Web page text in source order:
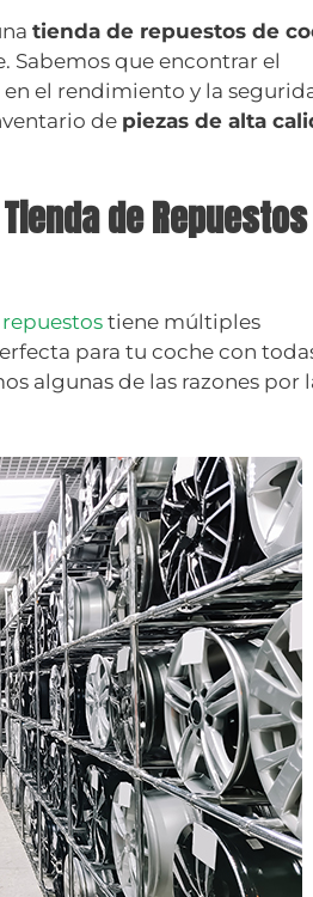
tienda de repuestos de
Sabemos que encontrar el
el rendimiento y la
de piezas de alta
de
tiene múltiples
para tu coche con
algunas de las razones por